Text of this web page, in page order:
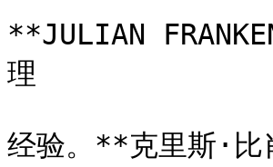
**JULIAN
理
经验。**克里斯·